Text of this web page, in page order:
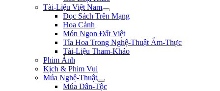
Tài-Liệu Việt Nam
Đọc Sách Trên Mạng
Hoa Cảnh
Món Ngon Đất Việt
Tỉa Hoa Trong Nghệ-Thuật Ẩm-Thực
Tài-Liệu Tham-Khảo
Phim Ảnh
Kịch & Phim Vui
Múa Nghệ-Thuật
Múa Dân-Tộc